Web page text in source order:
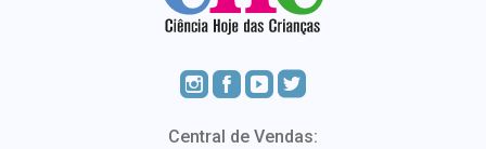
Central de Vendas: